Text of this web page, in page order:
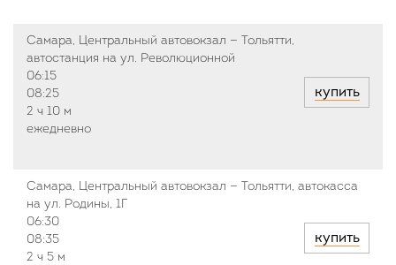
Самара, Центральный автовокзал — Тольятти,
автостанция на ул. Революционной
06:15
08:25
2 ч 10 м
ежедневно
купить
Самара, Центральный автовокзал — Тольятти, автокасса
на ул. Родины, 1Г
06:30
08:35
2 ч 5 м
купить